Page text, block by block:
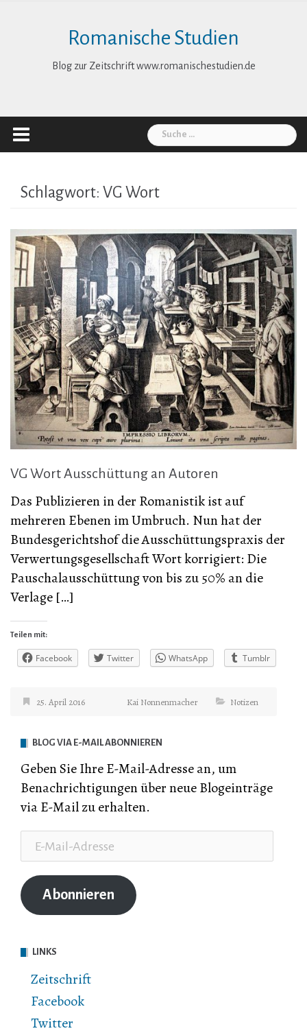
Romanische Studien
Blog zur Zeitschrift www.romanischestudien.de
Suche
nach:
Schlagwort: VG Wort
VG Wort Ausschüttung an Autoren
Das Publizieren in der Romanistik ist auf
mehreren Ebenen im Umbruch. Nun hat der
Bundesgerichtshof die Ausschüttungspraxis der
Verwertungsgesellschaft Wort korrigiert: Die
Pauschalausschüttung von bis zu 50% an die
Verlage […]
Teilen mit:
Facebook Twitter WhatsApp Tumblr
25. April 2016 Kai Nonnenmacher Notizen
BLOG VIA E-MAIL ABONNIEREN
Geben Sie Ihre E-Mail-Adresse an, um
Benachrichtigungen über neue Blogeinträge
via E-Mail zu erhalten.
Mail-
Adresse
Abonnieren
LINKS
Zeitschrift
Facebook
Twitter